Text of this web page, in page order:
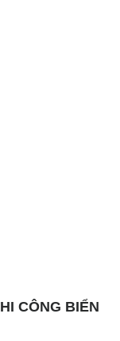
CÔNG BIỂN